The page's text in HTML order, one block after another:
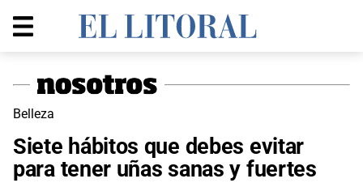
Belleza
Siete hábitos que debes evitar
para tener uñas sanas y fuertes